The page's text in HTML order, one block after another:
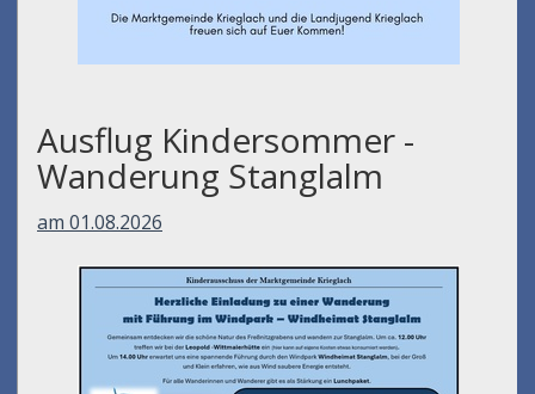
Ausflug Kindersommer -
Wanderung Stanglalm
am 01.08.2026